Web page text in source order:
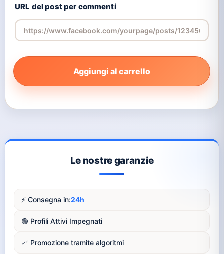
URL del post per commenti
Aggiungi al carrello
Le nostre garanzie
⚡️ Consegna in:24h
🟢 Profili Attivi Impegnati
📈 Promozione tramite algoritmi